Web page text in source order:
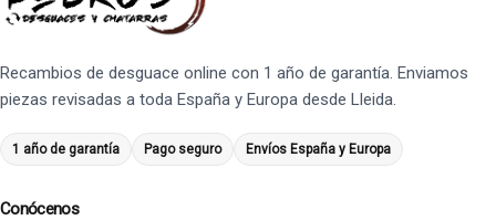
Recambios de desguace online con 1 año de garantía. Enviamos
piezas revisadas a toda España y Europa desde Lleida.
1 año de garantía Pago seguro Envíos España y Europa
Conócenos